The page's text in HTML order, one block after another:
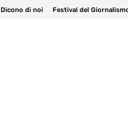
Dicono di noi Festival del